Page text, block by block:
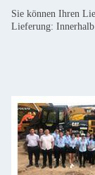
Sie können Ihren
Lieferung: